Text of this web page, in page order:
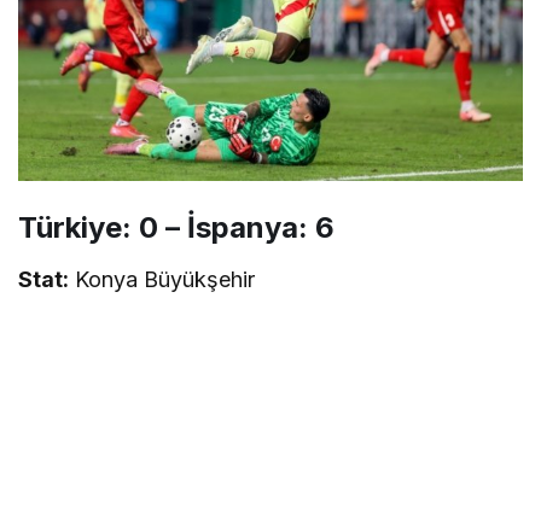
Türkiye: 0 – İspanya: 6
Stat: Konya Büyükşehir